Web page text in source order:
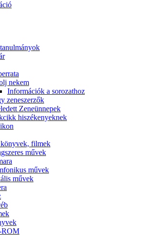
nekem
Információk a sorozathoz
zeneszerzők
Zeneünnepek
hiszékenyeknek
filmek
művek
művek
művek
ROM